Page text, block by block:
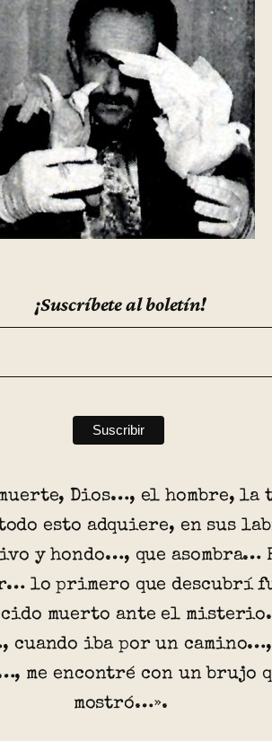
¡Suscríbete al boletín!
Dios…, el hombre,
esto adquiere, en sus
y hondo…, que asombra…
lo primero que descubrí
muerto ante el
iba por un camino…,
me encontré con un brujo
mostró…».